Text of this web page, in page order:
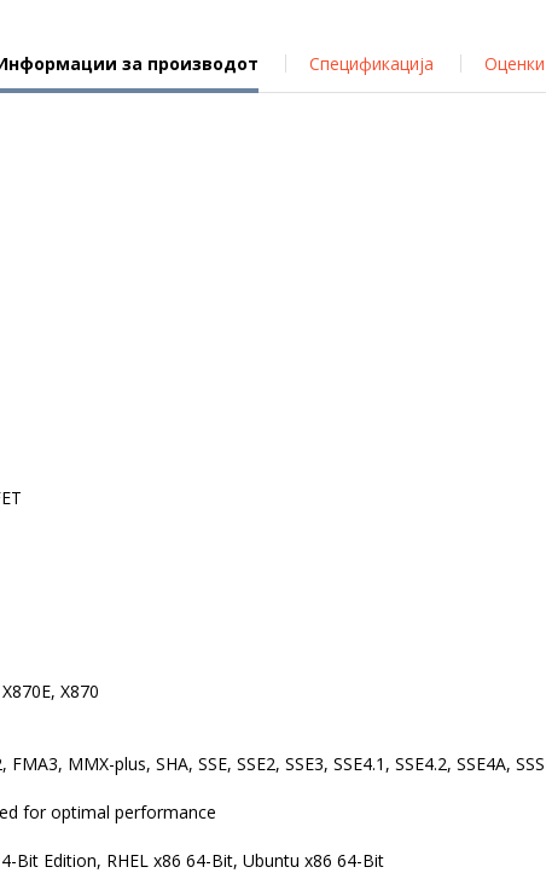
за производот Спецификација Оценки
X870
FMA3, MMX-plus, SHA, SSE, SSE2, SSE3, SSE4.1, SSE4.2, SSE4A,
for optimal performance
Bit Edition, RHEL x86 64-Bit, Ubuntu x86 64-Bit